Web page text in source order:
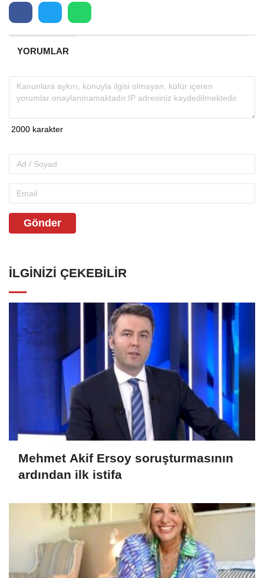
YORUMLAR
Gönder
İLGINIZI ÇEKEBILIR
Mehmet Akif Ersoy soruşturmasının
ardından ilk istifa